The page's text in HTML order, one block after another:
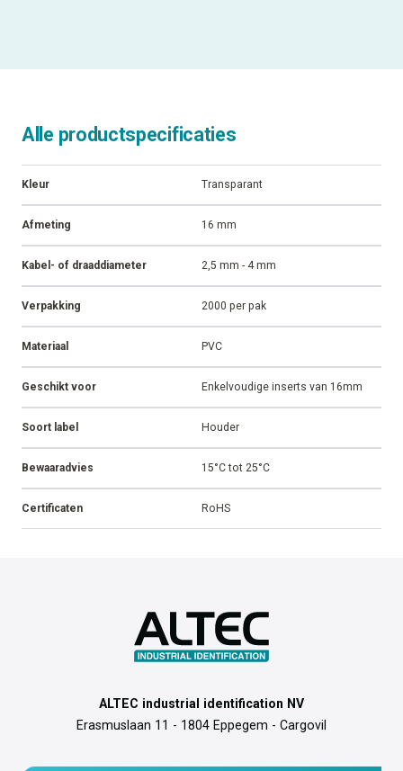
Alle productspecificaties
Kleur Transparant
Afmeting 16 mm
Kabel- of draaddiameter 2,5 mm - 4 mm
Verpakking 2000 per pak
Materiaal PVC
Geschikt voor Enkelvoudige inserts van 16mm
Soort label Houder
Bewaaradvies 15°C tot 25°C
Certificaten RoHS
ALTEC industrial identification NV
Erasmuslaan 11 - 1804 Eppegem - Cargovil